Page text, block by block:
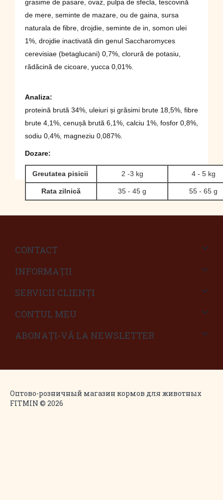
grasime de pasare, ovaz, pulpa de sfecla, tescovină
de mere, seminte de mazare, ou de gaina, sursa
naturala de fibre, drojdie, seminte de in, somon ulei
1%, drojdie inactivată din genul Saccharomyces
cerevisiae (betaglucani) 0,7%, clorură de potasiu,
rădăcină de cicoare, yucca 0,01%.
Analiza:
proteină brută 34%, uleiuri și grăsimi brute 18,5%, fibre
brute 4,1%, cenușă brută 6,1%, calciu 1%, fosfor 0,8%,
sodiu 0,4%, magneziu 0,087%.
Dozare:
Greutatea pisicii 2 -3 kg 4 - 5 kg
Rata zilnică 35 - 45 g 55 - 65 g
CONTACT
INFORMAŢII
SERVICII CLIENŢI
CONTUL MEU
ABONAȚI-VĂ LA NEWSLETTER
Оптово-розничный магазин кормов для животных
FITMIN © 2026